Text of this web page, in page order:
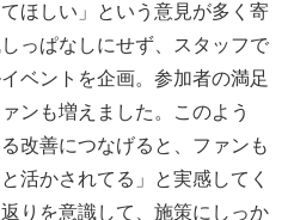
ほしい」という意見が多く寄
っぱなしにせず、スタッフで
ベントを企画。参加者の満足
ンも増えました。このよう
改善につなげると、ファンも
活かされてる」と実感してく
りを意識して、施策にしっか